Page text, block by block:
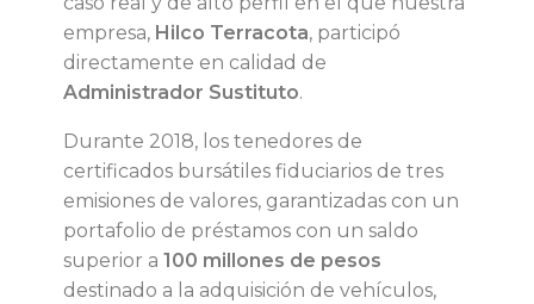
c
u
a
n
d
empresa, Hilco Terracota, participó
directamente en calidad de
Administrador Sustituto.
Durante 2018, los tenedores de
certificados bursátiles fiduciarios de tres
emisiones de valores, garantizadas con un
portafolio de préstamos con un saldo
superior a 100 millones de pesos
destinado a la adquisición de vehículos,